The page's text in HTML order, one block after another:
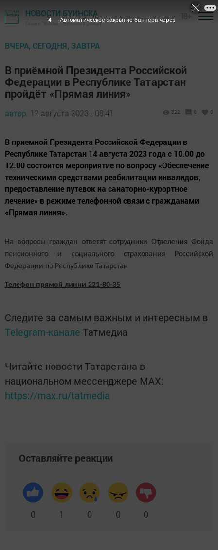
НОВОСТИ БУИНСКА
Газета "Знамя" - Буинский район
ВЧЕРА, СЕГОДНЯ, ЗАВТРА
В приёмной Президента Российской
Федерации в Республике Татарстан
пройдёт «Прямая линия»
автор, 12 августа 2023 - 08:41 822 0 0
В приемной Президента Российской Федерации в
Республике Татарстан 14 августа 2023 года с 10.00 до
12.00 состоится мероприятие по вопросу «Обеспечение
техническими средствами реабилитации инвалидов,
предоставление путевок на санаторно-курортное
лечение» в режиме телефонной связи с гражданами
«Прямая линия».
На вопросы граждан ответят сотрудники Отделения Фонда
пенсионного и социального страхования Российской
Федерации по Республике Татарстан
Телефон прямой линии 221-80-35
Следите за самым важным и интересным в
Telegram-канале Татмедиа
Читайте новости Татарстана в
национальном мессенджере MАХ:
https://max.ru/tatmedia
Оставляйте реакции
0 1 0 0 0
2 Автоматическое закрытие баннера через